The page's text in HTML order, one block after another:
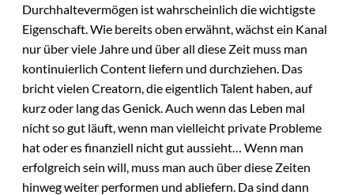
Durchhaltevermögen ist wahrscheinlich die wichtigste
Eigenschaft. Wie bereits oben erwähnt, wächst ein Kanal
nur über viele Jahre und über all diese Zeit muss man
kontinuierlich Content liefern und durchziehen. Das
bricht vielen Creatorn, die eigentlich Talent haben, auf
kurz oder lang das Genick. Auch wenn das Leben mal
nicht so gut läuft, wenn man vielleicht private Probleme
hat oder es finanziell nicht gut aussieht… Wenn man
erfolgreich sein will, muss man auch über diese Zeiten
hinweg weiter performen und abliefern. Da sind dann